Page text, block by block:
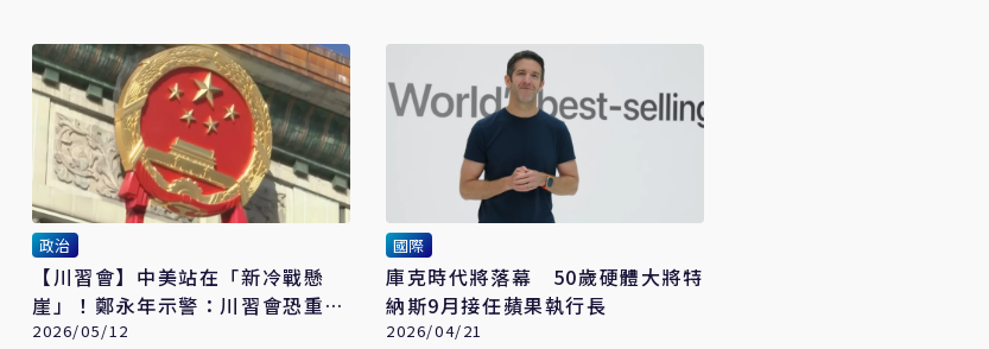
政治
【川習會】中美站在「新冷戰懸
崖」！鄭永年示警：川習會恐重塑
全球秩序
2026/05/12
國際
庫克時代將落幕 50歲硬體大將特
納斯9月接任蘋果執行長
2026/04/21